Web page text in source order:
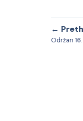
←
Održan